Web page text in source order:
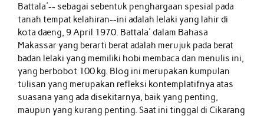
Battala'-- sebagai sebentuk penghargaan spesial pada
tanah tempat kelahiran--ini adalah lelaki yang lahir di
kota daeng, 9 April 1970. Battala' dalam Bahasa
Makassar yang berarti berat adalah merujuk pada berat
badan lelaki yang memiliki hobi membaca dan menulis ini,
yang berbobot 100 kg. Blog ini merupakan kumpulan
tulisan yang merupakan refleksi kontemplatifnya atas
suasana yang ada disekitarnya, baik yang penting,
maupun yang kurang penting. Saat ini tinggal di Cikarang